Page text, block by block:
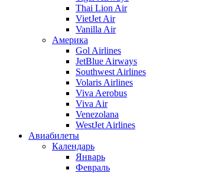
Thai Lion Air
VietJet Air
Vanilla Air
Америка
Gol Airlines
JetBlue Airways
Southwest Airlines
Volaris Airlines
Viva Aerobus
Viva Air
Venezolana
WestJet Airlines
Авиабилеты
Календарь
Январь
Февраль